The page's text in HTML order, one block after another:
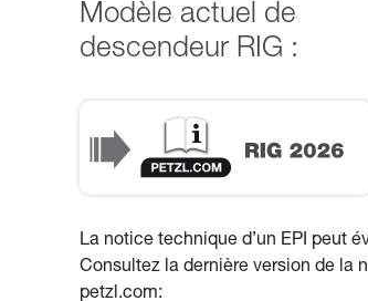
Modèle actuel de
descendeur RIG :
La notice technique d’un EPI peut
Consultez la dernière version de la
petzl.com: